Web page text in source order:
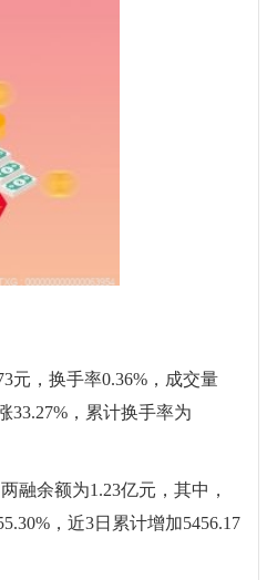
元，换手率0.36%，成交量
33.27%，累计换手率为
融余额为1.23亿元，其中，
，近3日累计增加5456.17